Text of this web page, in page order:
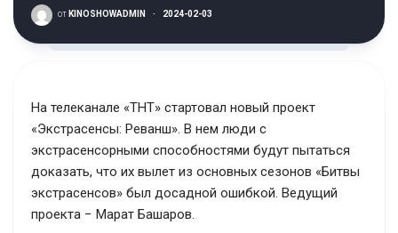
от KINOSHOWADMIN · 2024-02-03
На телеканале «ТНТ» стартовал новый проект
«Экстрасенсы: Реванш». В нем люди с
экстрасенсорными способностями будут пытаться
доказать, что их вылет из основных сезонов «Битвы
экстрасенсов» был досадной ошибкой. Ведущий
проекта − Марат Башаров.